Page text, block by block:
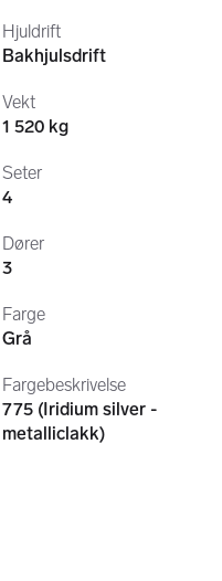
mann på 75 år og 86 år
av voksne eiere, og det
kun blitt brukt 1 sesong.
og bak, oljefilter,
Hjuldrift
Bakhjulsdrift
Vekt
1 520 kg
Seter
4
Dører
3
Farge
Grå
Fargebeskrivelse
775 (Iridium silver -
metalliclakk)